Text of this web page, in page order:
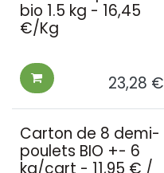
bio 1.5 kg - 16,45
€/Kg
23,28 €
Carton de 8 demi-
poulets BIO +- 6